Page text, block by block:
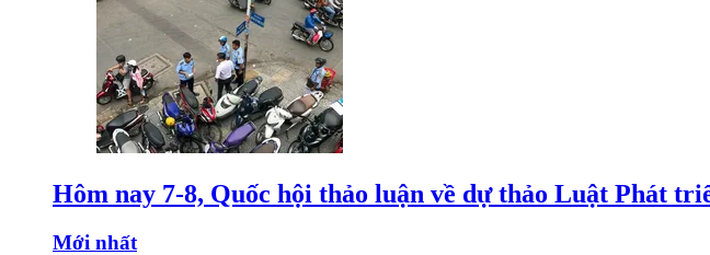
Hôm nay 7-8, Quốc hội thảo luận về dự thảo Luật Phát
Mới nhất